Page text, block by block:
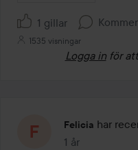
1 gillar
1535 visningar
Logga in för
Felicia har
1 år
Inlägget